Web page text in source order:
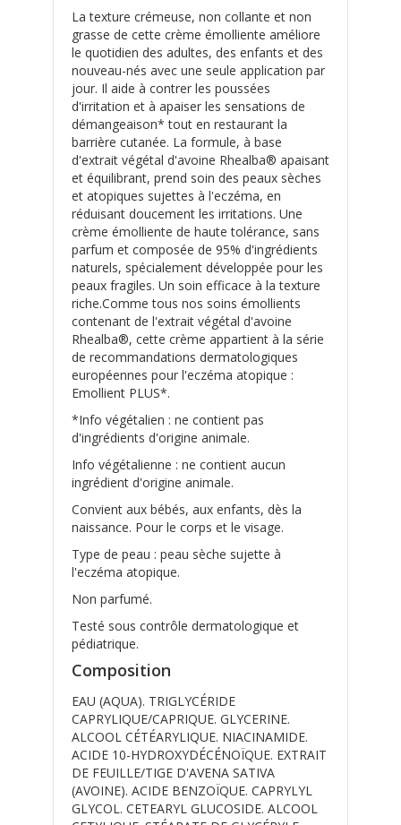
La texture crémeuse, non collante et non
grasse de cette crème émolliente améliore
le quotidien des adultes, des enfants et des
nouveau-nés avec une seule application par
jour. Il aide à contrer les poussées
d'irritation et à apaiser les sensations de
démangeaison* tout en restaurant la
barrière cutanée. La formule, à base
d'extrait végétal d'avoine Rhealba® apaisant
et équilibrant, prend soin des peaux sèches
et atopiques sujettes à l'eczéma, en
réduisant doucement les irritations. Une
crème émolliente de haute tolérance, sans
parfum et composée de 95% d'ingrédients
naturels, spécialement développée pour les
peaux fragiles. Un soin efficace à la texture
riche.Comme tous nos soins émollients
contenant de l'extrait végétal d'avoine
Rhealba®, cette crème appartient à la série
de recommandations dermatologiques
européennes pour l'eczéma atopique :
Emollient PLUS*.
*Info végétalien : ne contient pas
d'ingrédients d'origine animale.
Info végétalienne : ne contient aucun
ingrédient d'origine animale.
Convient aux bébés, aux enfants, dès la
naissance. Pour le corps et le visage.
Type de peau : peau sèche sujette à
l'eczéma atopique.
Non parfumé.
Testé sous contrôle dermatologique et
pédiatrique.
Composition
EAU (AQUA). TRIGLYCÉRIDE
CAPRYLIQUE/CAPRIQUE. GLYCERINE.
ALCOOL CÉTÉARYLIQUE. NIACINAMIDE.
ACIDE 10-HYDROXYDÉCÉNOÏQUE. EXTRAIT
DE FEUILLE/TIGE D'AVENA SATIVA
(AVOINE). ACIDE BENZOÏQUE. CAPRYLYL
GLYCOL. CETEARYL GLUCOSIDE. ALCOOL